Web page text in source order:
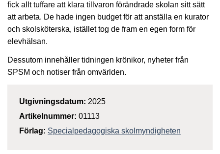
fick allt tuffare att klara tillvaron förändrade skolan sitt sätt
att arbeta. De hade ingen budget för att anställa en kurator
och skolsköterska, istället tog de fram en egen form för
elevhälsan.
Dessutom innehåller tidningen krönikor, nyheter från
SPSM och notiser från omvärlden.
Utgivningsdatum: 2025
Artikelnummer: 01113
Förlag: Specialpedagogiska skolmyndigheten